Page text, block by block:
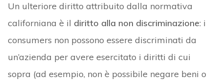
Un ulteriore diritto attribuito dalla normativa
californiana è il diritto alla non discriminazione: i
consumers non possono essere discriminati da
un’azienda per avere esercitato i diritti di cui
sopra (ad esempio, non è possibile negare beni o